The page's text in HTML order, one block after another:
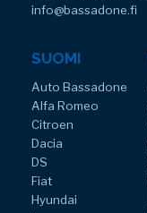
info@bassadone.fi
SUOMI
Auto Bassadone
Alfa Romeo
Citroen
Dacia
DS
Fiat
Hyundai